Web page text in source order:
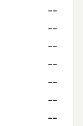
--
--
--
--
--
--
--